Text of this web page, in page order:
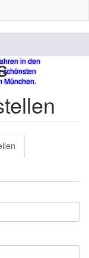
in den
schönsten
München.
Reiter)